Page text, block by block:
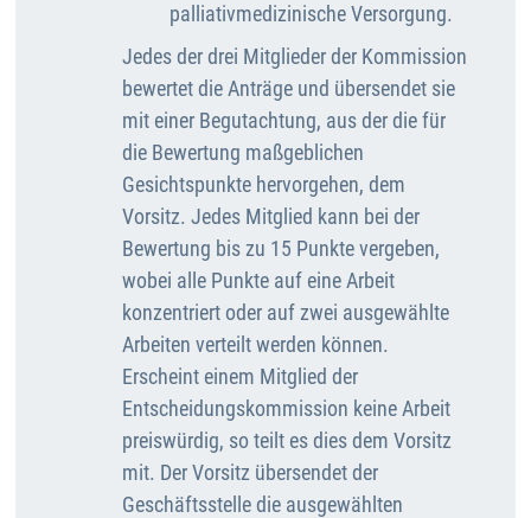
palliativmedizinische Versorgung.
Jedes der drei Mitglieder der Kommission
bewertet die Anträge und übersendet sie
mit einer Begutachtung, aus der die für
die Bewertung maßgeblichen
Gesichtspunkte hervorgehen, dem
Vorsitz. Jedes Mitglied kann bei der
Bewertung bis zu 15 Punkte vergeben,
wobei alle Punkte auf eine Arbeit
konzentriert oder auf zwei ausgewählte
Arbeiten verteilt werden können.
Erscheint einem Mitglied der
Entscheidungskommission keine Arbeit
preiswürdig, so teilt es dies dem Vorsitz
mit. Der Vorsitz übersendet der
Geschäftsstelle die ausgewählten